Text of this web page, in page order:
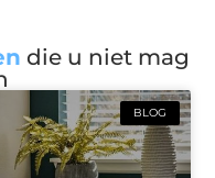
die u niet mag
BLOG